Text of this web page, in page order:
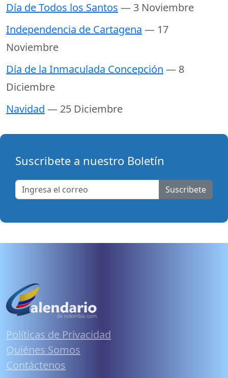
Día de Todos los Santos — 3 Noviembre
Independencia de Cartagena — 17
Noviembre
Día de la Inmaculada Concepción — 8
Diciembre
Navidad — 25 Diciembre
Suscribete a nuestro Boletín
Suscribete
Políticas de Privacidad
Quiénes Somos
Contáctenos